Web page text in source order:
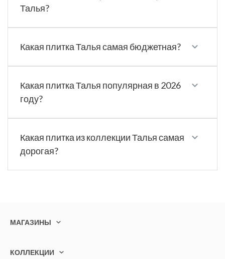
Талья?
Какая плитка Талья самая бюджетная?
Какая плитка Талья популярная в 2026
году?
Какая плитка из коллекции Талья самая
дорогая?
МАГАЗИНЫ
КОЛЛЕКЦИИ